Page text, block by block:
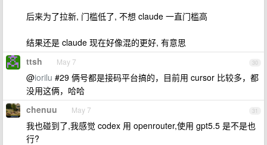
后来为了拉新, 门槛低了, 不想 claude 一直门槛高
结果还是 claude 现在好像混的更好, 有意思
30
ttsh May 7
@iorilu #29 俩号都是接码平台搞的，目前用 cursor 比较多，都
没用这俩，哈哈
31
chenuu May 7
我也碰到了,我感觉 codex 用 openrouter,使用 gpt5.5 是不是也
行?